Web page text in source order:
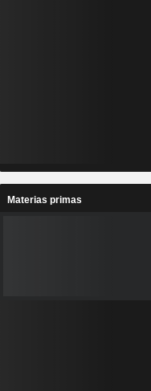
Materias primas